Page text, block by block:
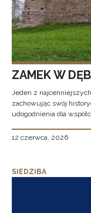
ZAMEK W
Jeden z
zachowując swój
udogodnienia dla
12 czerwca, 2026
SIEDZIBA